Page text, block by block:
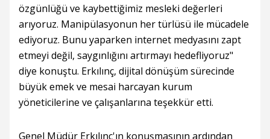
özgünlüğü ve kaybettiğimiz mesleki değerleri
arıyoruz. Manipülasyonun her türlüsü ile mücadele
ediyoruz. Bunu yaparken internet medyasını zapt
etmeyi değil, saygınlığını artırmayı hedefliyoruz"
diye konuştu. Erkılınç, dijital dönüşüm sürecinde
büyük emek ve mesai harcayan kurum
yöneticilerine ve çalışanlarına teşekkür etti.
Genel Müdür Erkılınç'ın konuşmasının ardından